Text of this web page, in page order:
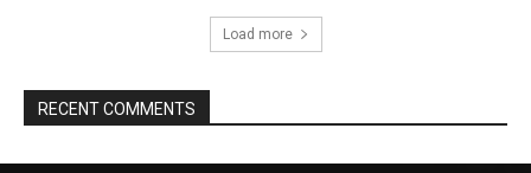
Load more
RECENT COMMENTS